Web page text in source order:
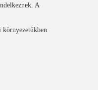
A
környezetükben